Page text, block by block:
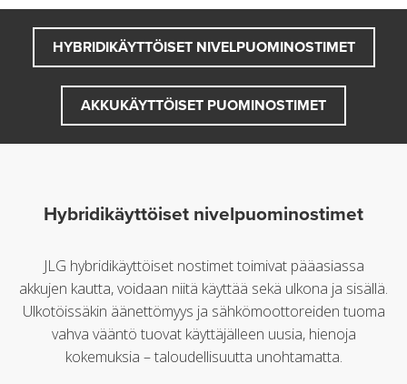
HYBRIDIKÄYTTÖISET NIVELPUOMINOSTIMET
AKKUKÄYTTÖISET PUOMINOSTIMET
Hybridikäyttöiset nivelpuominostimet
JLG hybridikäyttöiset nostimet toimivat pääasiassa
akkujen kautta, voidaan niitä käyttää sekä ulkona ja sisällä.
Ulkotöissäkin äänettömyys ja sähkömoottoreiden tuoma
vahva vääntö tuovat käyttäjälleen uusia, hienoja
kokemuksia – taloudellisuutta unohtamatta.